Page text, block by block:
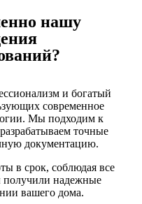
нашу
и богатый
современное
Мы подходим к
точные
документацию.
в срок, соблюдая все
получили надежные
вашего дома.